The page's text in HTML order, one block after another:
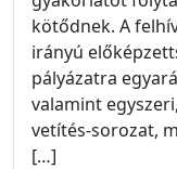
kötődnek. A
irányú
pályázatra
valamint
vetítés-sorozat,
[…]